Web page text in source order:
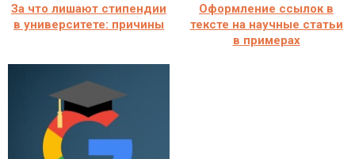
За что лишают стипендии
в университете: причины
Оформление ссылок в
тексте на научные статьи
в примерах